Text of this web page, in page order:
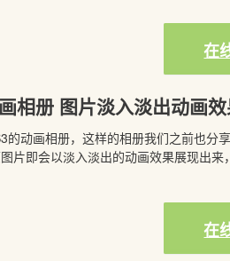
在
相册 图片淡入淡出动画
的动画相册，这样的相册我们之前也分
片即会以淡入淡出的动画效果展现出来
在